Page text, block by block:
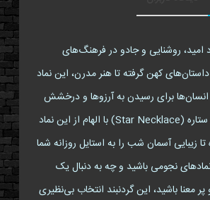
امید، روشنایی و جادو در فرهنگ‌های
کهن گرفته تا هنر مدرن، این نماد
برای رسیدن به آرزوها و درخشش
بوده است. گردنبند ستاره (Star Necklace) با الهام از این نماد
زیبایی آسمان شب را به استایل روزانه شما
نجومی باشید و چه به دنبال یک
باشید، این گردنبند انتخاب بی‌نظیری